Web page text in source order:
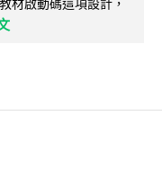
材啟動碼這項設計，